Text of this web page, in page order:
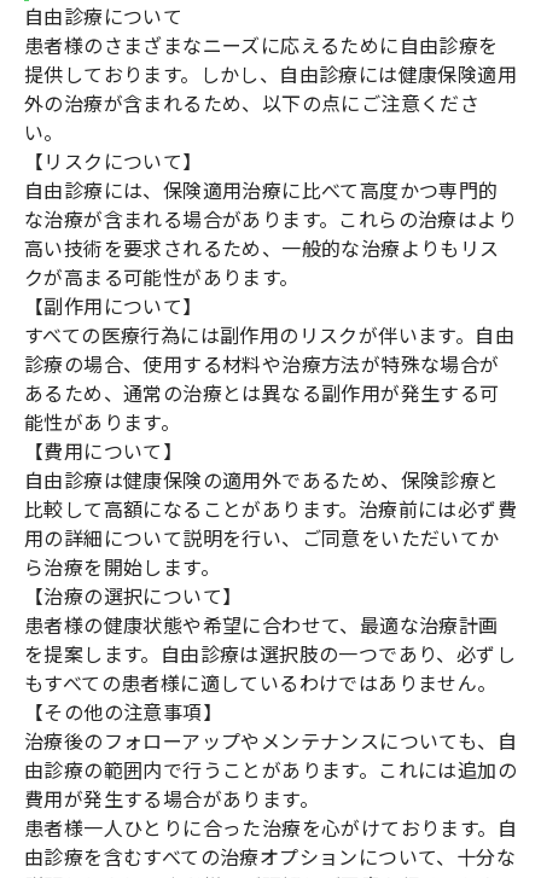
自由診療について
患者様のさまざまなニーズに応えるために自由診療を
提供しております。しかし、自由診療には健康保険適用
外の治療が含まれるため、以下の点にご注意くださ
い。
【リスクについて】
自由診療には、保険適用治療に比べて高度かつ専門的
な治療が含まれる場合があります。これらの治療はより
高い技術を要求されるため、一般的な治療よりもリス
クが高まる可能性があります。
【副作用について】
すべての医療行為には副作用のリスクが伴います。自由
診療の場合、使用する材料や治療方法が特殊な場合が
あるため、通常の治療とは異なる副作用が発生する可
能性があります。
【費用について】
自由診療は健康保険の適用外であるため、保険診療と
比較して高額になることがあります。治療前には必ず費
用の詳細について説明を行い、ご同意をいただいてか
ら治療を開始します。
【治療の選択について】
患者様の健康状態や希望に合わせて、最適な治療計画
を提案します。自由診療は選択肢の一つであり、必ずし
もすべての患者様に適しているわけではありません。
【その他の注意事項】
治療後のフォローアップやメンテナンスについても、自
由診療の範囲内で行うことがあります。これには追加の
費用が発生する場合があります。
患者様一人ひとりに合った治療を心がけております。自
由診療を含むすべての治療オプションについて、十分な